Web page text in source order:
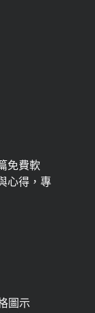
免費軟
心得，專
圖示